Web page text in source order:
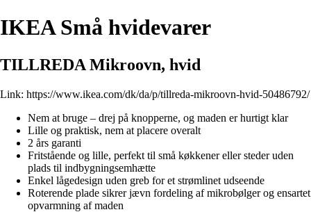
IKEA Små hvidevarer
TILLREDA Mikroovn, hvid
Link: https://www.ikea.com/dk/da/p/tillreda-mikroovn-hvid-50486792/
Nem at bruge – drej på knopperne, og maden er hurtigt klar
Lille og praktisk, nem at placere overalt
2 års garanti
Fritstående og lille, perfekt til små køkkener eller steder uden
plads til indbygningsemhætte
Enkel lågedesign uden greb for et strømlinet udseende
Roterende plade sikrer jævn fordeling af mikrobølger og ensartet
opvarmning af maden